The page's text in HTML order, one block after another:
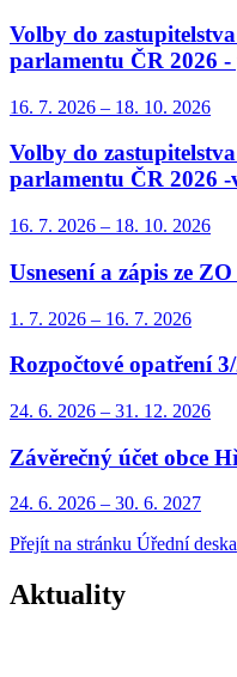
Volby do
parlamentu ČR 2026
16. 7. 2026 – 18. 10. 2026
Volby do
parlamentu ČR 2026
16. 7. 2026 – 18. 10. 2026
Usnesení a zápis ze
1. 7. 2026 – 16. 7. 2026
Rozpočtové opatření
24. 6. 2026 – 31. 12. 2026
Závěrečný účet obce
24. 6. 2026 – 30. 6. 2027
Přejít na stránku Úřední deska
Aktuality